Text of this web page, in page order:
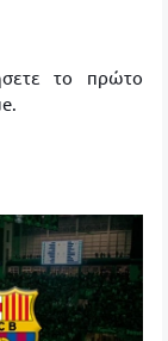
το πρώτο
.